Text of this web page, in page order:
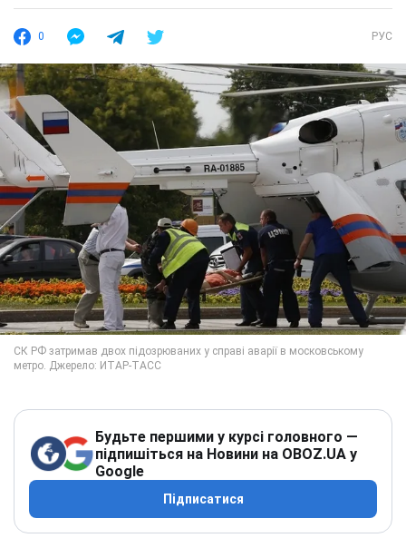
0 РУС
Будьте першими у курсі головного —
підпишіться на Новини на OBOZ.UA у
Google
Підписатися